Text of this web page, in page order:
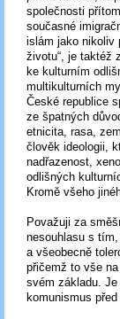
společnosti
současné
islám jako nikoliv
životu“, je taktéž
ke kulturním
multikulturních
České republice
ze špatných
etnicita, rasa,
člověk ideologii,
nadřazenost,
odlišných
Kromě všeho
Považuji za
nesouhlasu s
a všeobecně
přičemž to vše
svém základu.
komunismus před